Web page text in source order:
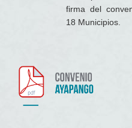
firma del
18 Municipios.